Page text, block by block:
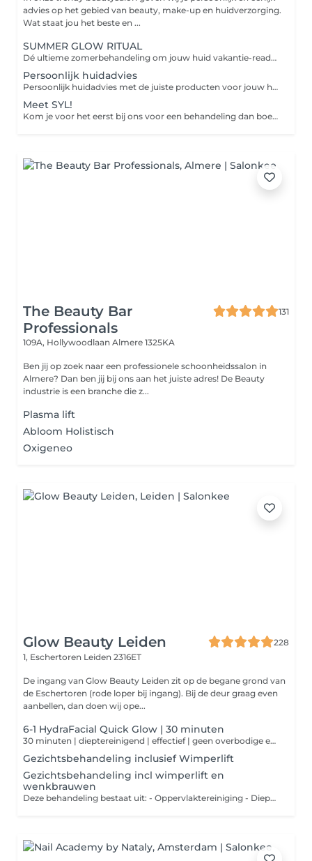
advies op het gebied van beauty, make-up en huidverzorging.
Wat staat jou het beste en ...
SUMMER GLOW RITUAL
Dé ultieme zomerbehandeling om jouw huid vakantie-ready te maken Perfect om vóór je vakantie in te zetten zodat jouw huid een echte summer pre-boost krijgt en jij tijdens je vakantie straalt met een gezonde, frisse en golden glow Tijdens deze luxe huidverbeterende behandeling nemen wij jou mee in een ultiem ontspanningsmoment voor body & mind. Door middel van aromatische geuren, speciale drukpunten en luxe huidverbetering brengen wij jouw huid volledig in balans. Deze treatment bevat de NIEUWE Orange Peeling van Cenzaa voor een frisse, gladde en stralende huid. Tijdens de massage werken we met ons nieuwe Glow Elixir voor die prachtige golden summer glow Het zuurstofmasker stimuleert de doorbloeding waarna we met een luxe Guasha bindweefselmassage werken aan lifting, versteviging en glow boosting resultaten. Wenkbrauwen waxen Ontspannend welkomstritueel Aroma geurreis & moodcard Reinigingsritueel NEW Orange Peeling Spicy Skin Shock Boost Glow Elixir bindweefselmassage Lift & Glow masker & massage Bubble up the glow GRATIS Luxe Skin Boost Box t.w.v. €69,95 cadeau Nu van €169,95 voor slechts €149,95
Persoonlijk huidadvies
Persoonlijk huidadvies met de juiste producten voor jouw huid. Tijdens dit advies kijken we samen naar jouw huidwensen en welke producten daarvoor geschikt zijn. Bij een besteding vanaf 50 euro is het advies gratis
Meet SYL!
Kom je voor het eerst bij ons voor een behandeling dan boek je dit treatment. Intake en huidanalyse Wenkbrauwen waxen Silk+ reiniging Scrub+ dieptereiniging Onzuiverheden verwijderen Massage Double+ gezichtsmasker Verzorging afgestemd op uw huid en advies inclusief thuisverzorgingsset twv €44,95 (luxe miniatuur reiniging 50ml./10 ml. serum/5 ml.24h creme/masker) Let op: deze behandeling kun je alleen de eerste keer als kennismaking boeken. Daarna kies je de care of boost behandeling.
The Beauty Bar
Professionals
131
109A, Hollywoodlaan Almere 1325KA
Ben jij op zoek naar een professionele schoonheidssalon in
Almere? Dan ben jij bij ons aan het juiste adres! De Beauty
industrie is een branche die z...
Plasma lift
Abloom Holistisch
Oxigeneo
Glow Beauty Leiden
228
1, Eschertoren Leiden 2316ET
De ingang van Glow Beauty Leiden zit op de begane grond van
de Eschertoren (rode loper bij ingang). Bij de deur graag even
aanbellen, dan doen wij ope...
6-1 HydraFacial Quick Glow | 30 minuten
30 minuten | dieptereinigend | effectief | geen overbodige extra's, wél resultaat Weinig tijd, maar wel behoefte aan een frisse en verzorgde huid? Deze compacte HydraFacial-behandeling geeft jouw huid in slechts 30 minuten een effectieve oppepper met dieptereiniging, peeling en een verzorgend masker. Kort, krachtig en zichtbaar effectief.
Gezichtsbehandeling inclusief Wimperlift
Gezichtsbehandeling incl wimperlift en
wenkbrauwen
Deze behandeling bestaat uit: - Oppervlaktereiniging - Dieptereiniging - Onzuiverheden verwijderen - Masker - Dagcrème